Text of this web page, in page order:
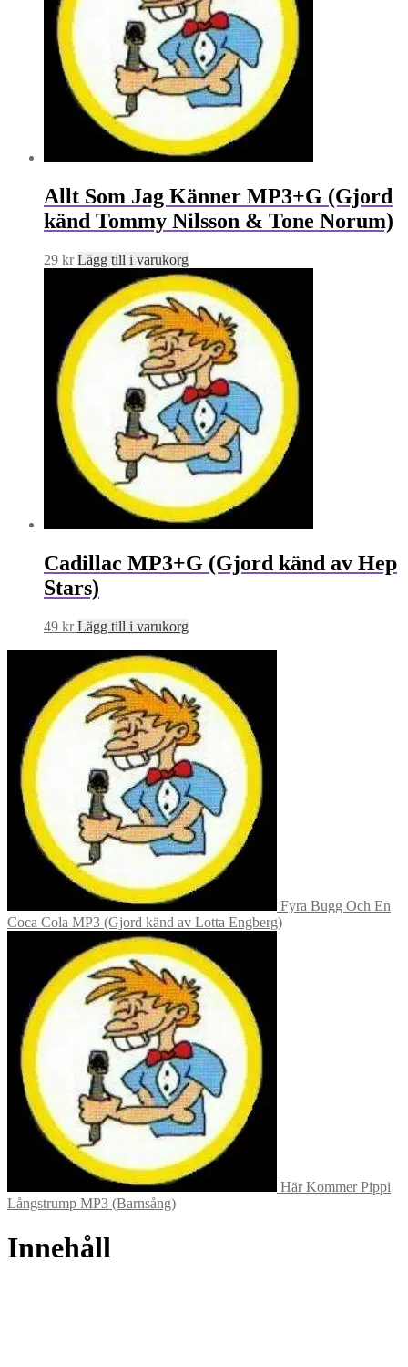
Allt Som Jag Känner MP3+G (Gjord
känd Tommy Nilsson & Tone Norum)
29 kr Lägg till i varukorg
Cadillac MP3+G (Gjord känd av Hep
Stars)
49 kr Lägg till i varukorg
Fyra Bugg Och En
Coca Cola MP3 (Gjord känd av Lotta Engberg)
Här Kommer Pippi
Långstrump MP3 (Barnsång)
Innehåll